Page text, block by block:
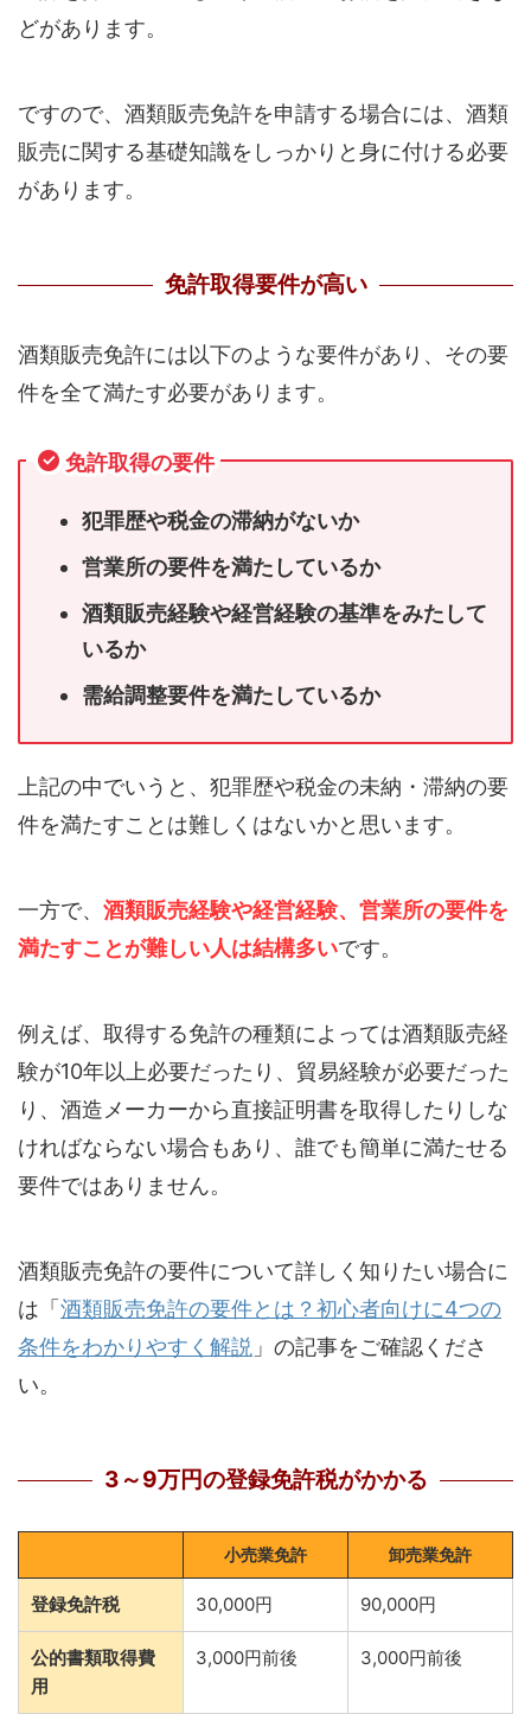
どがあります。
ですので、酒類販売免許を申請する場合には、酒類
販売に関する基礎知識をしっかりと身に付ける必要
があります。
免許取得要件が高い
酒類販売免許には以下のような要件があり、その要
件を全て満たす必要があります。
免許取得の要件
犯罪歴や税金の滞納がないか
営業所の要件を満たしているか
酒類販売経験や経営経験の基準をみたして
いるか
需給調整要件を満たしているか
上記の中でいうと、犯罪歴や税金の未納・滞納の要
件を満たすことは難しくはないかと思います。
一方で、 酒類販売経験や経営経験、営業所の要件を
満たすことが難しい人は結構多いです。
例えば、取得する免許の種類によっては酒類販売経
験が10年以上必要だったり、貿易経験が必要だった
り、酒造メーカーから直接証明書を取得したりしな
ければならない場合もあり、誰でも簡単に満たせる
要件ではありません。
酒類販売免許の要件について詳しく知りたい場合に
は「 酒類販売免許の要件とは？初心者向けに4つの
条件をわかりやすく解説 」の記事をご確認くださ
い。
3～9万円の登録免許税がかかる
小売業免許 卸売業免許
登録免許税 30,000円 90,000円
公的書類取得費
用
3,000円前後 3,000円前後